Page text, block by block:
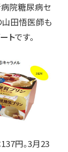
院糖尿病セ
山田悟医師も
トです。
円。3月23